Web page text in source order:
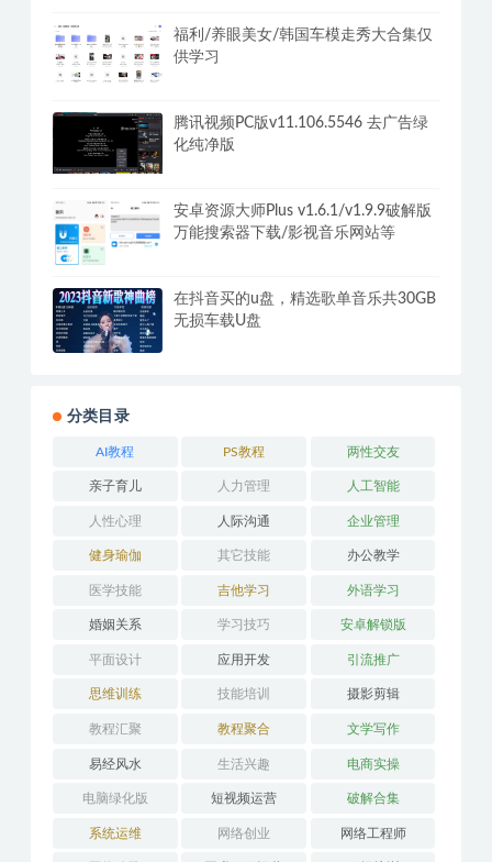
福利/养眼美女/韩国车模走秀大合集仅
供学习
腾讯视频PC版v11.106.5546 去广告绿
化纯净版
安卓资源大师Plus v1.6.1/v1.9.9破解版
万能搜索器下载/影视音乐网站等
在抖音买的u盘，精选歌单音乐共30GB
无损车载U盘
分类目录
AI教程 PS教程 两性交友
亲子育儿 人力管理 人工智能
人性心理 人际沟通 企业管理
健身瑜伽 其它技能 办公教学
医学技能 吉他学习 外语学习
婚姻关系 学习技巧 安卓解锁版
平面设计 应用开发 引流推广
思维训练 技能培训 摄影剪辑
教程汇聚 教程聚合 文学写作
易经风水 生活兴趣 电商实操
电脑绿化版 短视频运营 破解合集
系统运维 网络创业 网络工程师